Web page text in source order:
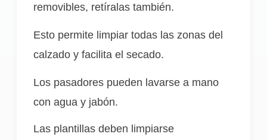
removibles, retíralas también.
Esto permite limpiar todas las zonas del
calzado y facilita el secado.
Los pasadores pueden lavarse a mano
con agua y jabón.
Las plantillas deben limpiarse